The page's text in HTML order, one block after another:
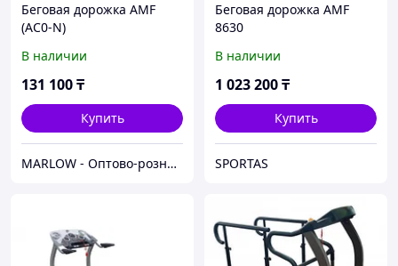
Беговая дорожка AMF
(AC0-N)
В наличии
131 100₸
Купить
MARLOW - Оптово-розничный склад.
Беговая дорожка AMF
8630
В наличии
1 023 200₸
Купить
SPORTAS